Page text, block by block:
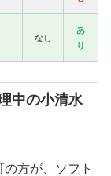
なし
あ
り
中の小清水
方が、ソフト